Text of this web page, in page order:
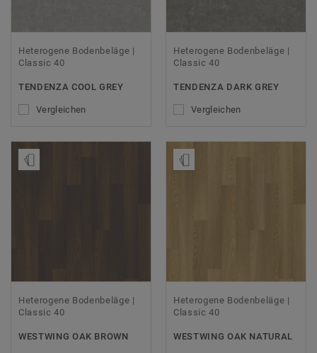
Heterogene Bodenbeläge |
Classic 40
TENDENZA COOL GREY
Vergleichen
Heterogene Bodenbeläge |
Classic 40
TENDENZA DARK GREY
Vergleichen
Heterogene Bodenbeläge |
Classic 40
WESTWING OAK BROWN
Heterogene Bodenbeläge |
Classic 40
WESTWING OAK NATURAL